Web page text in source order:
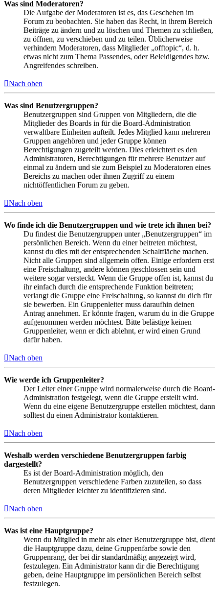
Was sind Moderatoren?
Die Aufgabe der Moderatoren ist es, das Geschehen im
Forum zu beobachten. Sie haben das Recht, in ihrem Bereich
Beiträge zu ändern und zu löschen und Themen zu schließen,
zu öffnen, zu verschieben und zu teilen. Üblicherweise
verhindern Moderatoren, dass Mitglieder „offtopic“, d. h.
etwas nicht zum Thema Passendes, oder Beleidigendes bzw.
Angreifendes schreiben.
Nach oben
Was sind Benutzergruppen?
Benutzergruppen sind Gruppen von Mitgliedern, die die
Mitglieder des Boards in für die Board-Administration
verwaltbare Einheiten aufteilt. Jedes Mitglied kann mehreren
Gruppen angehören und jeder Gruppe können
Berechtigungen zugeteilt werden. Dies erleichtert es den
Administratoren, Berechtigungen für mehrere Benutzer auf
einmal zu ändern und sie zum Beispiel zu Moderatoren eines
Bereichs zu machen oder ihnen Zugriff zu einem
nichtöffentlichen Forum zu geben.
Nach oben
Wo finde ich die Benutzergruppen und wie trete ich ihnen bei?
Du findest die Benutzergruppen unter „Benutzergruppen“ im
persönlichen Bereich. Wenn du einer beitreten möchtest,
kannst du dies mit der entsprechenden Schaltfläche machen.
Nicht alle Gruppen sind allgemein offen. Einige erfordern erst
eine Freischaltung, andere können geschlossen sein und
weitere sogar versteckt. Wenn die Gruppe offen ist, kannst du
ihr einfach durch die entsprechende Funktion beitreten;
verlangt die Gruppe eine Freischaltung, so kannst du dich für
sie bewerben. Ein Gruppenleiter muss daraufhin deinen
Antrag annehmen. Er könnte fragen, warum du in die Gruppe
aufgenommen werden möchtest. Bitte belästige keinen
Gruppenleiter, wenn er dich ablehnt, er wird einen Grund
dafür haben.
Nach oben
Wie werde ich Gruppenleiter?
Der Leiter einer Gruppe wird normalerweise durch die Board-
Administration festgelegt, wenn die Gruppe erstellt wird.
Wenn du eine eigene Benutzergruppe erstellen möchtest, dann
solltest du einen Administrator kontaktieren.
Nach oben
Weshalb werden verschiedene Benutzergruppen farbig
dargestellt?
Es ist der Board-Administration möglich, den
Benutzergruppen verschiedene Farben zuzuteilen, so dass
deren Mitglieder leichter zu identifizieren sind.
Nach oben
Was ist eine Hauptgruppe?
Wenn du Mitglied in mehr als einer Benutzergruppe bist, dient
die Hauptgruppe dazu, deine Gruppenfarbe sowie den
Gruppenrang, der bei dir standardmäßig angezeigt wird,
festzulegen. Ein Administrator kann dir die Berechtigung
geben, deine Hauptgruppe im persönlichen Bereich selbst
festzulegen.